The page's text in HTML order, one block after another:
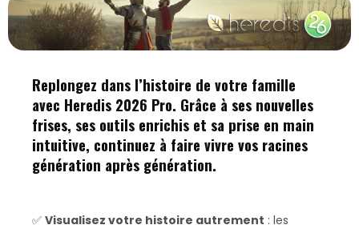
Replongez dans l’histoire de votre famille
avec Heredis 2026 Pro. Grâce à ses nouvelles
frises, ses outils enrichis et sa prise en main
intuitive, continuez à faire vivre vos racines
génération après génération.
✅ Visualisez votre histoire autrement : les